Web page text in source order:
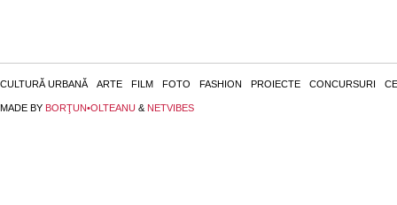
CULTURĂ URBANĂ ARTE FILM FOTO FASHION PROIECTE CONCURSURI
MADE BY BORŢUN•OLTEANU & NETVIBES